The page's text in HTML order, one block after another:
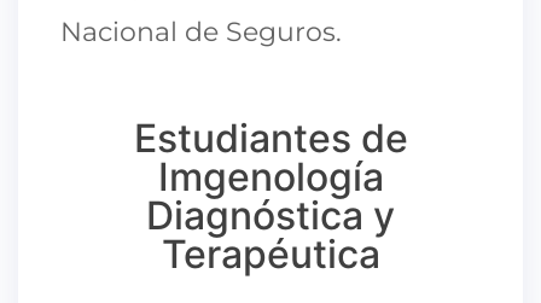
Nacional de Seguros.
Estudiantes de
Imgenología
Diagnóstica y
Terapéutica